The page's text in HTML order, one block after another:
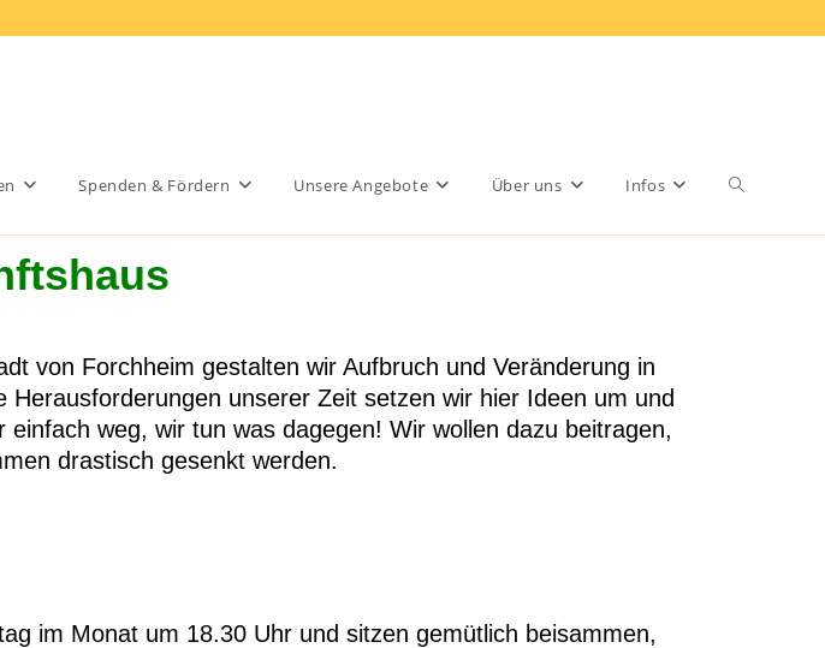
Spenden & Fördern Unsere Angebote Über uns Infos
von Forchheim gestalten wir Aufbruch und Veränderung in
unserer Zeit setzen wir hier Ideen um und
weg, wir tun was dagegen! Wir wollen dazu beitragen,
drastisch gesenkt werden.
im Monat um 18.30 Uhr und sitzen gemütlich beisammen,